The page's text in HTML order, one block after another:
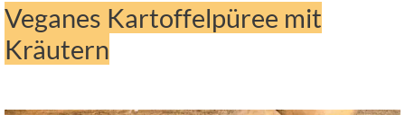
Veganes Kartoffelpüree mit
Kräutern